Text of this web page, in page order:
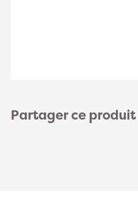
Partager ce produit